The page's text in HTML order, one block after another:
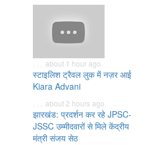
. . . about 1 hour ago
स्टाइलिश ट्रैवल लुक में नज़र आई
Kiara Advani
. . . about 2 hours ago
झारखंड: प्रदर्शन कर रहे JPSC-
JSSC उम्मीदवारों से मिले केंद्रीय
मंत्री संजय सेठ